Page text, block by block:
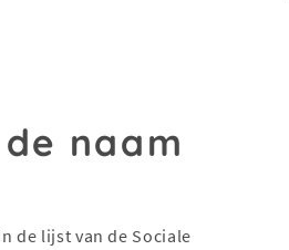
naam
de lijst van de Sociale